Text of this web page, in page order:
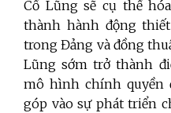
Cổ Lũng sẽ cụ thể
thành hành động
trong Đảng và đồng
Lũng sớm trở thành
mô hình chính quyền
góp vào sự phát triển